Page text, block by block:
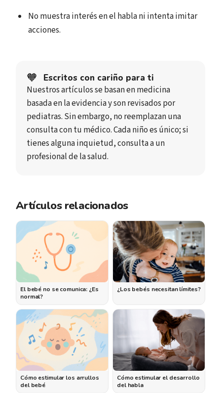
No muestra interés en el habla ni intenta imitar
acciones.
🧡 Escritos con cariño para ti
Nuestros artículos se basan en medicina
basada en la evidencia y son revisados por
pediatras. Sin embargo, no reemplazan una
consulta con tu médico. Cada niño es único; si
tienes alguna inquietud, consulta a un
profesional de la salud.
Artículos relacionados
El bebé no se comunica: ¿Es
normal?
¿Los bebés necesitan límites?
Cómo estimular los arrullos
del bebé
Cómo estimular el desarrollo
del habla